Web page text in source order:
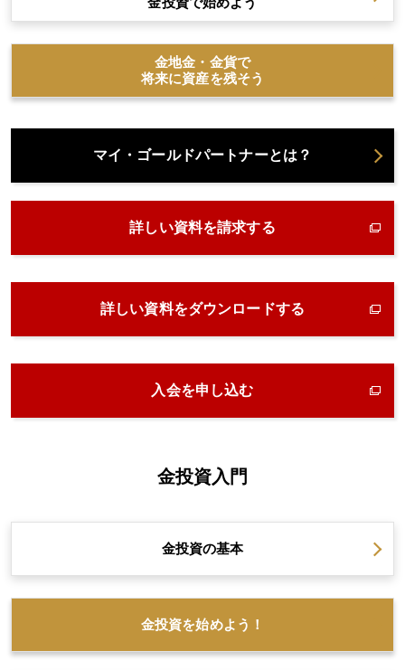
金地金・金貨で
将来に資産を残そう
マイ・ゴールドパートナーとは？
詳しい資料を請求する
詳しい資料をダウンロードする
入会を申し込む
金投資入門
金投資の基本
金投資を始めよう！